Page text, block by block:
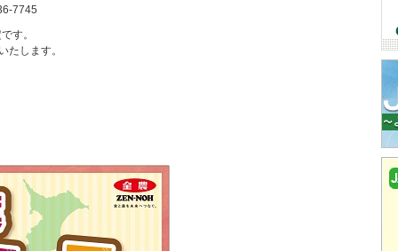
7745
す。
たします。